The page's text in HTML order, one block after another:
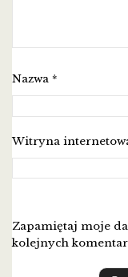
Nazwa *
Witryna
Zapamiętaj moje
kolejnych